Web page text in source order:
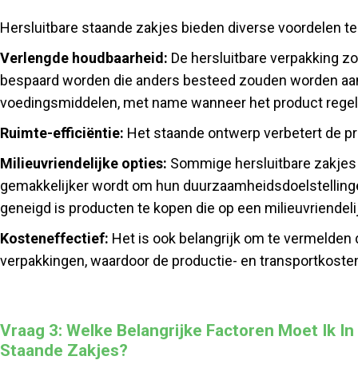
Hersluitbare staande zakjes bieden diverse voordelen
Verlengde houdbaarheid: De hersluitbare verpakking
bespaard worden die anders besteed zouden worden
voedingsmiddelen, met name wanneer het product
Ruimte-efficiëntie: Het staande ontwerp verbetert de
Milieuvriendelijke opties: Sommige hersluitbare
gemakkelijker wordt om hun
geneigd is producten te kopen die op een
Kosteneffectief: Het is ook belangrijk om te
verpakkingen, waardoor de productie- en
Vraag 3: Welke Belangrijke Factoren Moet Ik
Staande Zakjes?